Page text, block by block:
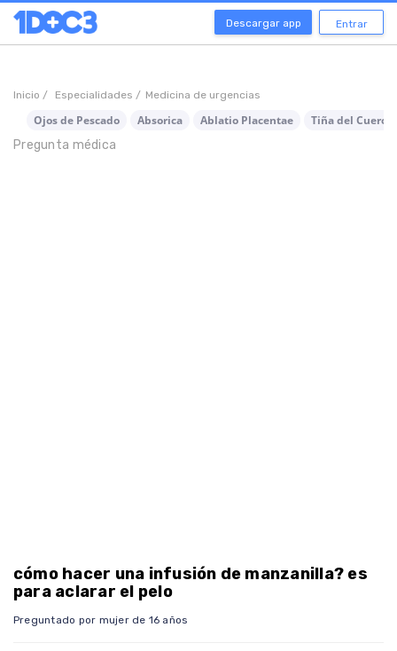
Descargar app Entrar
Inicio / Especialidades / Medicina de urgencias
Ojos de Pescado Absorica Ablatio Placentae
Tiña del Cuero
Pregunta médica
cómo hacer una infusión de manzanilla? es
para aclarar el pelo
Preguntado por mujer de 16 años